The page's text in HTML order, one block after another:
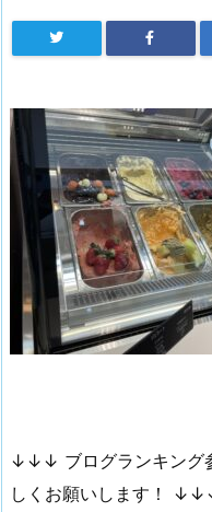
↓↓↓ ブログランキング
しくお願いします！